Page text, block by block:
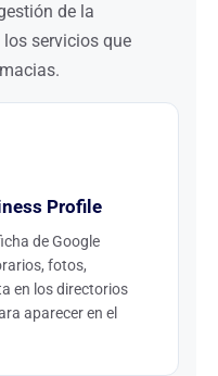
de la
servicios que
Profile
de Google
fotos,
en los directorios
aparecer en el